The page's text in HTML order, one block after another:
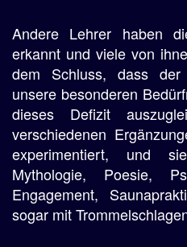
Andere Lehrer haben
erkannt und viele von
dem Schluss, dass
unsere besonderen
dieses Defizit
verschiedenen
experimentiert, und
Mythologie, Poesie,
Engagement,
sogar mit